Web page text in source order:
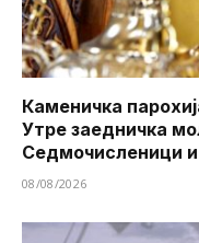
Каменичка
Утре заедничка
Седмочисленици
08/08/2026